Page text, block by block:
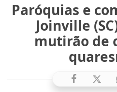
Paróquias e
Joinville
mutirão de